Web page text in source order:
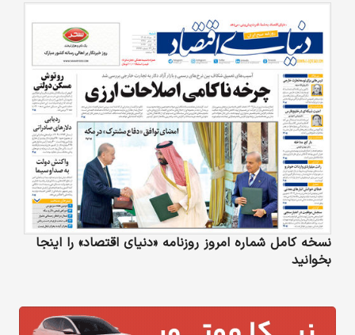
نسخه کامل شماره امروز روزنامه «دنیای‌ اقتصاد» را اینجا
بخوانید